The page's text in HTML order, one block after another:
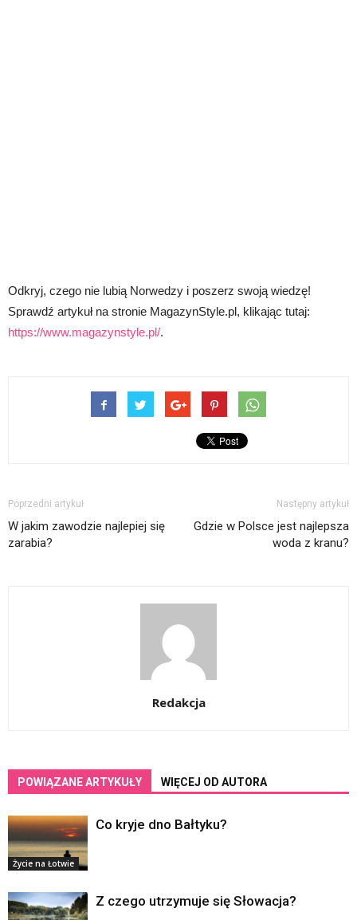
Odkryj, czego nie lubią Norwedzy i poszerz swoją wiedzę!
Sprawdź artykuł na stronie MagazynStyle.pl, klikając tutaj:
https://www.magazynstyle.pl/.
Poprzedni artykuł
W jakim zawodzie najlepiej się
zarabia?
Następny artykuł
Gdzie w Polsce jest najlepsza
woda z kranu?
Redakcja
POWIĄZANE ARTYKUŁY WIĘCEJ OD AUTORA
Życie na Łotwie
Co kryje dno Bałtyku?
Z czego utrzymuje się Słowacja?